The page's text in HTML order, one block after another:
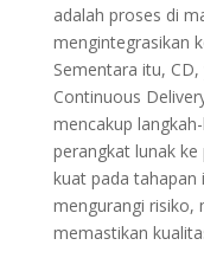
adalah proses di
mengintegrasikan
Sementara itu,
Continuous
mencakup
perangkat lunak
kuat pada
mengurangi risiko,
memastikan